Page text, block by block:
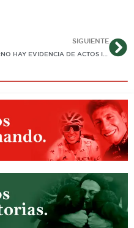
SIGUIENTE